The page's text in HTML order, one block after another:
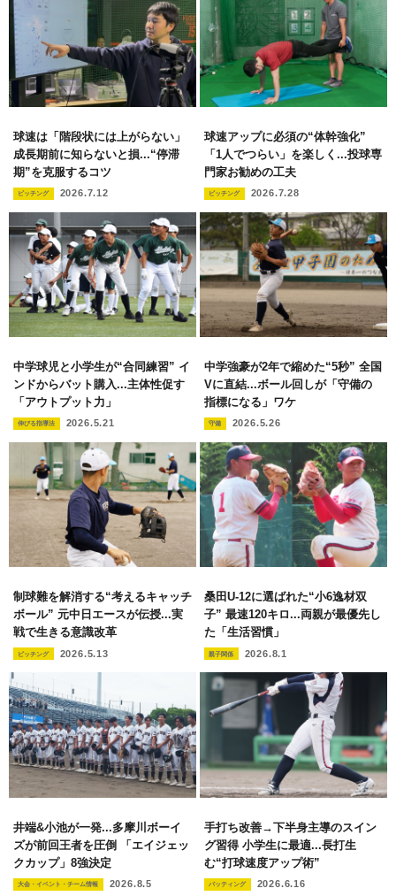
球速は「階段状には上がらない」
成長期前に知らないと損...“停滞
期”を克服するコツ
ピッチング 2026.7.12
球速アップに必須の“体幹強化”
「1人でつらい」を楽しく...投球専
門家お勧めの工夫
ピッチング 2026.7.28
中学球児と小学生が“合同練習” イ
ンドからバット購入...主体性促す
「アウトプット力」
伸びる指導法 2026.5.21
中学強豪が2年で縮めた“5秒” 全国
Vに直結...ボール回しが「守備の
指標になる」ワケ
守備 2026.5.26
制球難を解消する“考えるキャッチ
ボール” 元中日エースが伝授...実
戦で生きる意識改革
ピッチング 2026.5.13
桑田U-12に選ばれた“小6逸材双
子” 最速120キロ...両親が最優先し
た「生活習慣」
親子関係 2026.8.1
井端&小池が一発...多摩川ボーイ
ズが前回王者を圧倒 「エイジェッ
クカップ」8強決定
大会・イベント・チーム情報 2026.8.5
手打ち改善→下半身主導のスイン
グ習得 小学生に最適...長打生
む“打球速度アップ術”
バッティング 2026.6.16